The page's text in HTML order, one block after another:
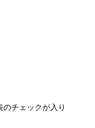
チェックが入り